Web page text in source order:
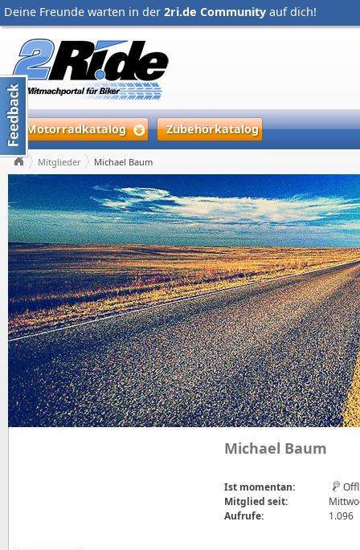
Deine Freunde warten in der 2ri.de Community auf dich!
Motorradkatalog Zubehörkatalog
Mitglieder Michael Baum
Michael Baum
Ist momentan:
Mitglied seit:
Aufrufe:
1.096